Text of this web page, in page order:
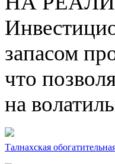
запасом
что
на
Талнахская